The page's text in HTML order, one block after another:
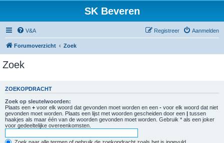
SK Beveren
V&A Aanmelden
Registreer
Forumoverzicht Zoek
Zoek
ZOEKOPDRACHT
Zoek op sleutelwoorden:
Plaats een + voor elk woord dat gevonden moet worden en een - voor elk woord dat niet
gevonden moet worden. Plaats een lijst met woorden gescheiden door een | tussen
haakjes als maar één van de woorden gevonden moet worden. Gebruik * als een joker
voor gedeeltelijke overeenkomsten.
Zoek naar alle termen of gebruik de zoekopdracht zoals het is ingevuld